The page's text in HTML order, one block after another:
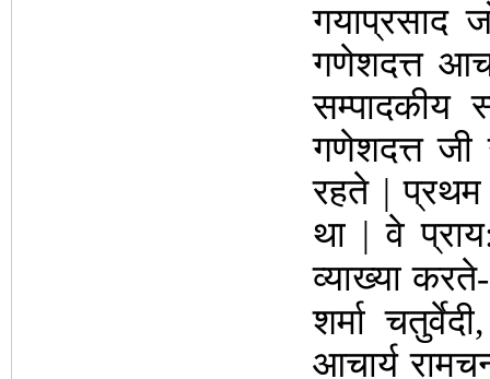
गयाप्रसाद
गणेशदत्त
सम्पादकीय
गणेशदत्त जी
रहते | प्रथम
था | वे
व्याख्या
शर्मा
आचार्य